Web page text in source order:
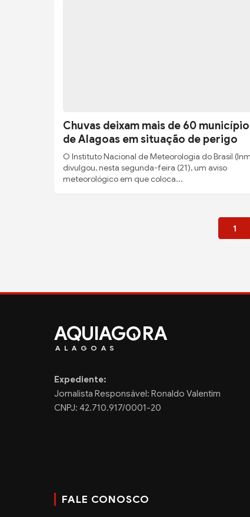
Chuvas deixam mais de 60
de Alagoas em situação de perigo
O Instituto Nacional de Meteorologia do Brasil
divulgou, nesta segunda-feira (21), um aviso
meteorológico em que coloca...
1
AQUIAG RA
ALAGOAS
Expediente:
Jornalista Responsável: Ronaldo Valentim
CNPJ: 42.710.917/0001-20
FALE CONOSCO